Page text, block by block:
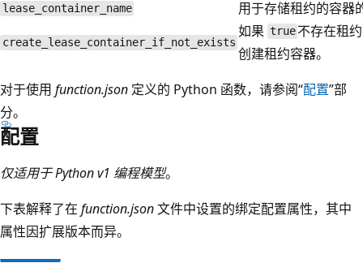
lease_container_name 用于存储租约的容器
create_lease_container_if_not_exists
如果 true 不存在租
创建租约容器。
对于使用 function.json 定义的 Python 函数，请参阅“配置”部
分。
配置
仅适用于 Python v1 编程模型。
下表解释了在 function.json文件中设置的绑定配置属性，其中
属性因扩展版本而异。